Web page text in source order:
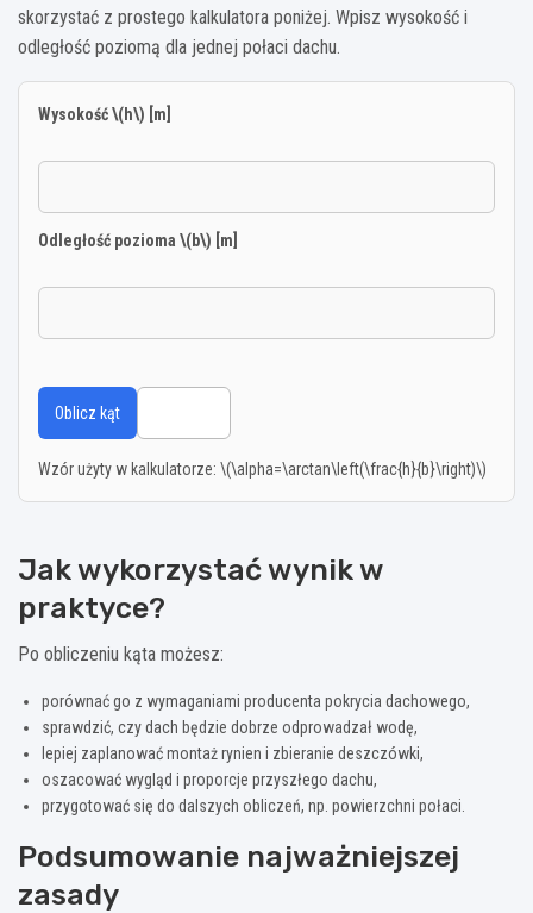
skorzystać z prostego kalkulatora poniżej. Wpisz wysokość i
odległość poziomą dla jednej połaci dachu.
Wysokość \(h\) [m]
Odległość pozioma \(b\) [m]
Oblicz kąt
Wzór użyty w kalkulatorze: \(\alpha=\arctan\left(\frac{h}{b}\right)\)
Jak wykorzystać wynik w
praktyce?
Po obliczeniu kąta możesz:
porównać go z wymaganiami producenta pokrycia dachowego,
sprawdzić, czy dach będzie dobrze odprowadzał wodę,
lepiej zaplanować montaż rynien i zbieranie deszczówki,
oszacować wygląd i proporcje przyszłego dachu,
przygotować się do dalszych obliczeń, np. powierzchni połaci.
Podsumowanie najważniejszej
zasady